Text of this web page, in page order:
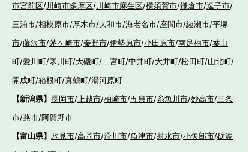
市宮前区/川崎市多摩区/川崎市麻生区/横須賀市/鎌倉市/逗子市/
三浦市/相模原市/厚木市/大和市/海老名市/座間市/綾瀬市/平塚
市/藤沢市/茅ヶ崎市/秦野市/伊勢原市/小田原市/南足柄市/葉山
町/愛川町/寒川町/大磯町/二宮町/中井町/大井町/松田町/山北町/
開成町/箱根町/真鶴町/湯河原町
【新潟県】 長岡市/ 上越市/柏崎市/五泉市/糸魚川市/妙高市/三条
市/燕市/阿賀野市
【富山県】 氷見市/高岡市/滑川市/魚津市/射水市/小矢部市/砺波